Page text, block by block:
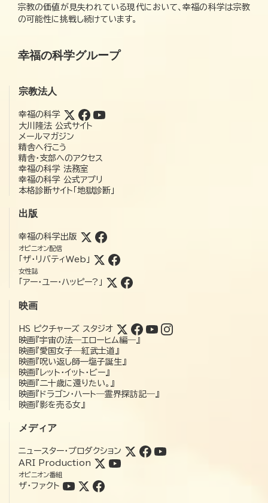
宗教の価値が見失われている現代において、幸福の科学は宗教
の可能性に挑戦し続けています。
幸福の科学グループ
宗教法人
幸福の科学
大川隆法 公式サイト
メールマガジン
精舎へ行こう
精舎・支部へのアクセス
幸福の科学 法務室
幸福の科学 公式アプリ
本格診断サイト「地獄診断」
出版
幸福の科学出版
オピニオン配信
「ザ・リバティWeb」
女性誌
「アー・ユー・ハッピー?」
映画
HS ピクチャーズ スタジオ
映画『宇宙の法―エローヒム編―』
映画『愛国女子―紅武士道』
映画『呪い返し師—塩子誕生』
映画『レット・イット・ビー』
映画『二十歳に還りたい。』
映画『ドラゴン・ハート―霊界探訪記―』
映画『影を売る女』
メディア
ニュースター・プロダクション
ARI Production
オピニオン番組
ザ・ファクト